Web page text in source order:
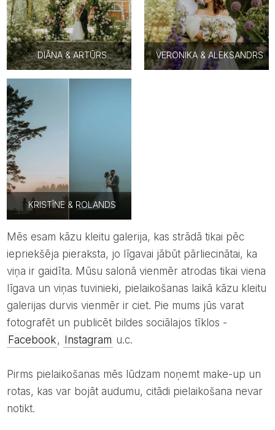
DIĀNA & ARTŪRS VERONIKA & ALEKSANDRS
KRISTĪNE & ROLANDS
Mēs esam kāzu kleitu galerija, kas strādā tikai pēc
iepriekšēja pieraksta, jo līgavai jābūt pārliecinātai, ka
viņa ir gaidīta. Mūsu salonā vienmēr atrodas tikai viena
līgava un viņas tuvinieki, pielaikošanas laikā kāzu kleitu
galerijas durvis vienmēr ir ciet. Pie mums jūs varat
fotografēt un publicēt bildes sociālajos tīklos -
Facebook, Instagram u.c.
Pirms pielaikošanas mēs lūdzam noņemt make-up un
rotas, kas var bojāt audumu, citādi pielaikošana nevar
notikt.